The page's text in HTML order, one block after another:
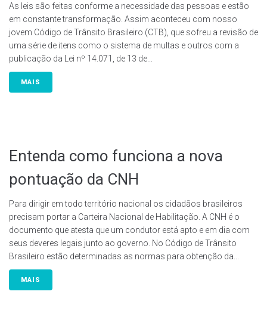
As leis são feitas conforme a necessidade das pessoas e estão
em constante transformação. Assim aconteceu com nosso
jovem Código de Trânsito Brasileiro (CTB), que sofreu a revisão de
uma série de itens como o sistema de multas e outros com a
publicação da Lei nº 14.071, de 13 de...
MAIS
Entenda como funciona a nova
pontuação da CNH
Para dirigir em todo território nacional os cidadãos brasileiros
precisam portar a Carteira Nacional de Habilitação. A CNH é o
documento que atesta que um condutor está apto e em dia com
seus deveres legais junto ao governo. No Código de Trânsito
Brasileiro estão determinadas as normas para obtenção da...
MAIS